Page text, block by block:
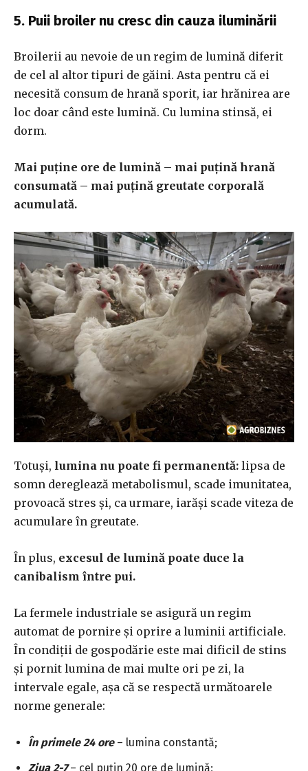
5. Puii broiler nu cresc din cauza iluminării
Broilerii au nevoie de un regim de lumină diferit
de cel al altor tipuri de găini. Asta pentru că ei
necesită consum de hrană sporit, iar hrănirea are
loc doar când este lumină. Cu lumina stinsă, ei
dorm.
Mai puține ore de lumină – mai puțină hrană
consumată – mai puțină greutate corporală
acumulată.
Totuși, lumina nu poate fi permanentă: lipsa de
somn dereglează metabolismul, scade imunitatea,
provoacă stres și, ca urmare, iarăși scade viteza de
acumulare în greutate.
În plus, excesul de lumină poate duce la
canibalism între pui.
La fermele industriale se asigură un regim
automat de pornire și oprire a luminii artificiale.
În condiții de gospodărie este mai dificil de stins
și pornit lumina de mai multe ori pe zi, la
intervale egale, așa că se respectă următoarele
norme generale:
În primele 24 ore – lumina constantă;
Ziua 2-7– cel puțin 20 ore de lumină;